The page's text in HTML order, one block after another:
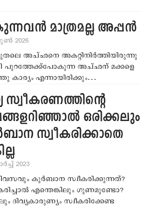
മാത്രമല്ല അപ്പന്‍
2026
അച്ഛനെ അകറ്റിനിര്‍ത്തിയിരുന്നു
പുറത്തേക്ക്പോകുന്ന അച്ഛന് മക്കളെ
കാര്യം എന്നായിരിക്കും…
സ്വീകരണത്തിന്‍റെ
ഒരിക്കലും
സ്വീകരിക്കാതെ
2023
കുര്‍ബാന സ്വീകരിക്കുന്നത്?
എന്തെങ്കിലും ഗുണമുണ്ടോ?
സ്വീകരിക്കേണ്ട